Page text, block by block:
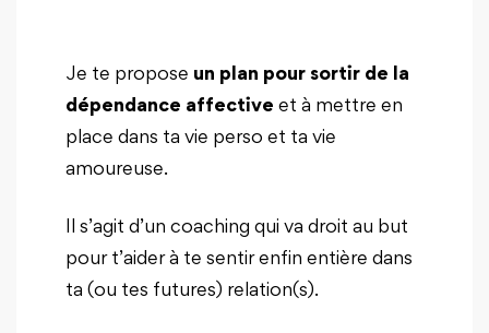
Je te propose un plan pour sortir de la
dépendance affective et à mettre en
place dans ta vie perso et ta vie
amoureuse.
Il s’agit d’un coaching qui va droit au but
pour t’aider à te sentir enfin entière dans
ta (ou tes futures) relation(s).